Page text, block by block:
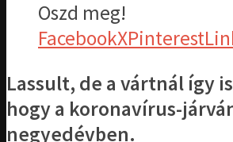
Oszd meg!
FacebookXPinterest
Lassult, de a vártnál így
hogy a koronavírus-
negyedévben.